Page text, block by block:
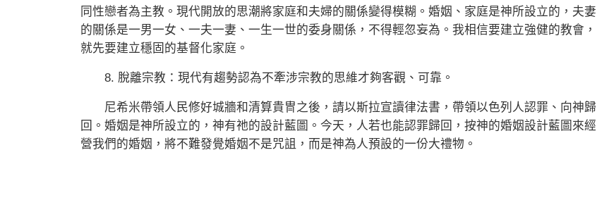
同性戀者為主教。現代開放的思潮將家庭和夫婦的關係變得模糊。婚姻、家庭是神所設立的，夫妻
的關係是一男一女、一夫一妻、一生一世的委身關係，不得輕忽妄為。我相信要建立強健的教會，
就先要建立穩固的基督化家庭。
8. 脫離宗教：現代有趨勢認為不牽涉宗教的思維才夠客觀、可靠。
尼希米帶領人民修好城牆和清算貴冑之後，請以斯拉宣讀律法書，帶領以色列人認罪、向神歸
回。婚姻是神所設立的，神有祂的設計藍圖。今天，人若也能認罪歸回，按神的婚姻設計藍圖來經
營我們的婚姻，將不難發覺婚姻不是咒詛，而是神為人預設的一份大禮物。